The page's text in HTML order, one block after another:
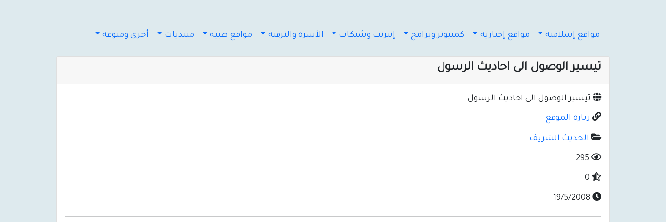
مواقع إسلامية مواقع إخباريه كمبيوتر وبرامج إنترنت وشبكات الأسرة والترفيه مواقع طبيه منتديات أخرى ومنوعه
تيسير الوصول الى احاديث الرسول
تيسير الوصول الى احاديث الرسول
زيارة الموقع
الحديث الشريف